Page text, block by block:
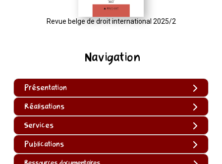
Navigation
Présentation
Réalisations
Services
Publications
Revue belge de droit international 2025/2